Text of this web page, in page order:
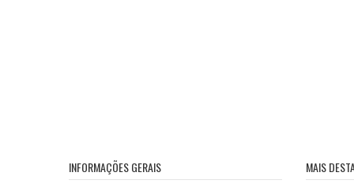
INFORMAÇÕES GERAIS MAIS